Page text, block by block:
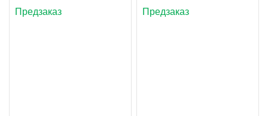
Предзаказ
Предзаказ